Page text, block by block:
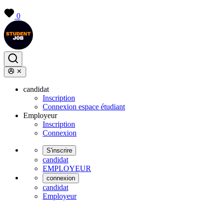
0
candidat
Inscription
Connexion espace étudiant
Employeur
Inscription
Connexion
S'inscrire
candidat
EMPLOYEUR
connexion
candidat
Employeur